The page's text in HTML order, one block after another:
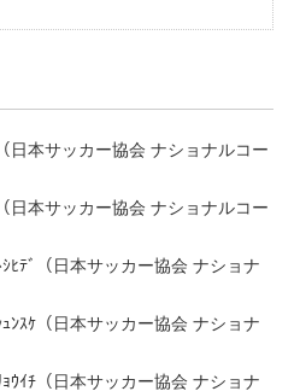
本サッカー協会 ナショナルコー
本サッカー協会 ナショナルコー
ﾃﾞ（日本サッカー協会 ナショナ
ｽｹ（日本サッカー協会 ナショナ
ｲﾁ（日本サッカー協会 ナショナ